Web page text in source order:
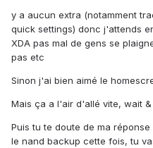
y a aucun extra (notamment
quick settings) donc j'attends
XDA pas mal de gens se
pas etc
Sinon j'ai bien aimé le
Mais ça a l'air d'allé vite, wait &
Puis tu te doute de ma
le nand backup cette fois, tu